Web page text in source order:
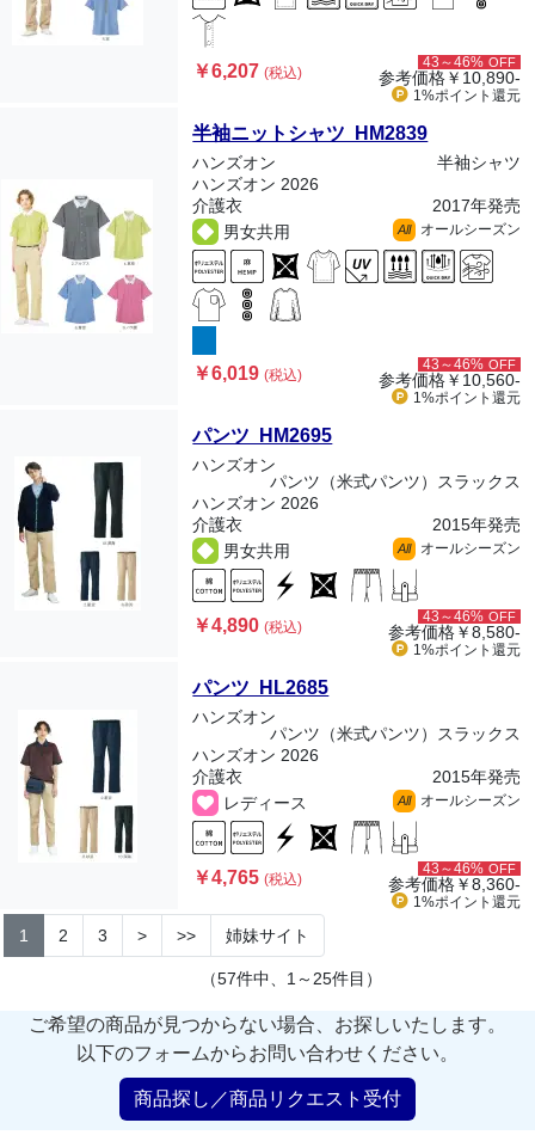
￥6,207(税込)
43～46% OFF
参考価格￥10,890-
1%ポイント 還元
半袖ニットシャツ HM2839
ハンズオン
半袖シャツ
ハンズオン 2026
介護衣
2017年発売
男女共用
All オールシーズン
￥6,019(税込)
43～46% OFF
参考価格￥10,560-
1%ポイント 還元
パンツ HM2695
ハンズオン
パンツ（米式パンツ）スラックス
ハンズオン 2026
介護衣
2015年発売
男女共用
All オールシーズン
￥4,890(税込)
43～46% OFF
参考価格￥8,580-
1%ポイント 還元
パンツ HL2685
ハンズオン
パンツ（米式パンツ）スラックス
ハンズオン 2026
介護衣
2015年発売
レディース
All オールシーズン
￥4,765(税込)
43～46% OFF
参考価格￥8,360-
1%ポイント 還元
1 2 3 > >> 姉妹サイト
（57件中、1～25件目）
ご希望の商品が見つからない場合、お探しいたします。
以下のフォームからお問い合わせください。
商品探し／商品リクエスト受付